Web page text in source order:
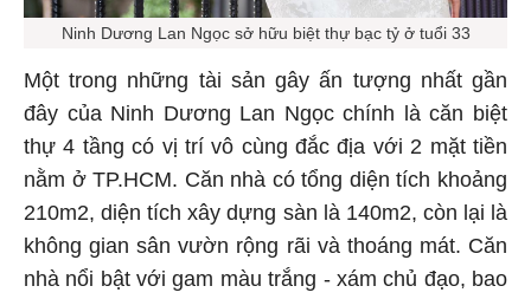
Ninh Dương Lan Ngọc sở hữu biệt thự bạc tỷ ở tuổi 33
Một trong những tài sản gây ấn tượng nhất gần
đây của Ninh Dương Lan Ngọc chính là căn biệt
thự 4 tầng có vị trí vô cùng đắc địa với 2 mặt tiền
nằm ở TP.HCM. Căn nhà có tổng diện tích khoảng
210m2, diện tích xây dựng sàn là 140m2, còn lại là
không gian sân vườn rộng rãi và thoáng mát. Căn
nhà nổi bật với gam màu trắng - xám chủ đạo, bao